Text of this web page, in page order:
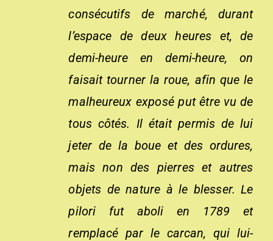
consécutifs de marché, durant
l’espace de deux heures et, de
demi-heure en demi-heure, on
faisait tourner la roue, afin que le
malheureux exposé put être vu de
tous côtés. Il était permis de lui
jeter de la boue et des ordures,
mais non des pierres et autres
objets de nature à le blesser. Le
pilori fut aboli en 1789 et
remplacé par le carcan, qui lui-